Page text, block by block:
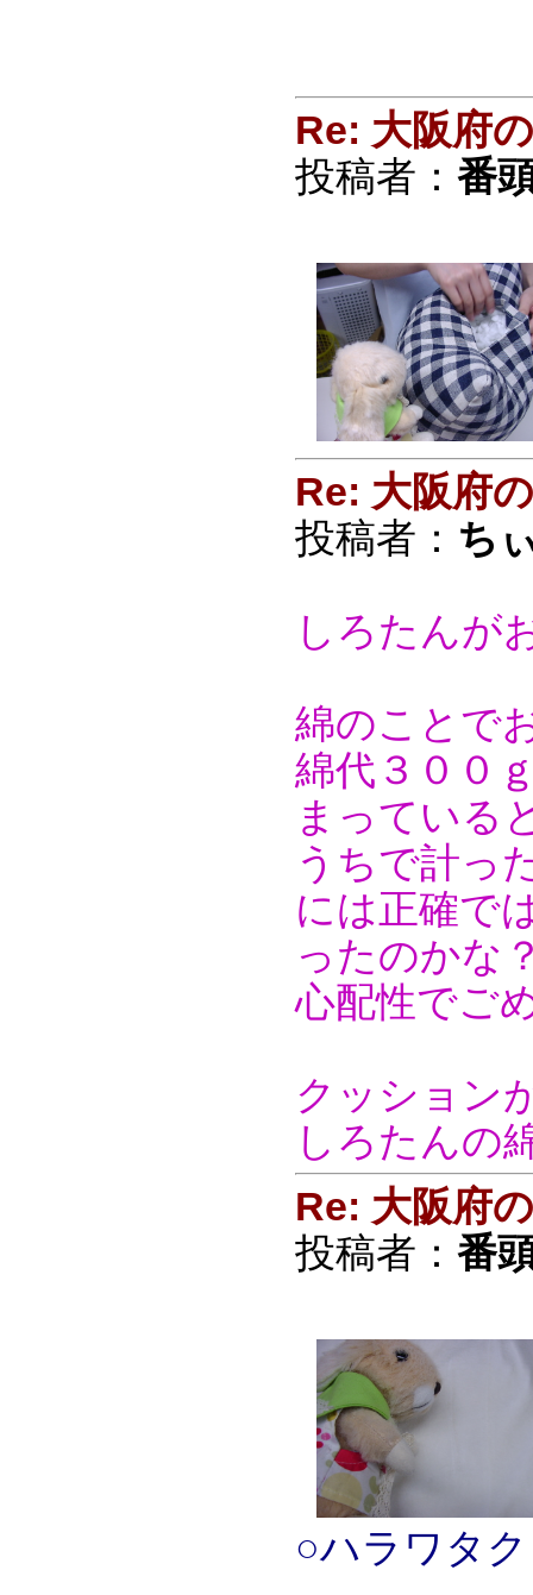
Re: 大阪府
投稿者： 番
Re: 大阪府
投稿者： ち
しろたんが
綿のことで
綿代３００
まっている
うちで計っ
には正確で
ったのかな
心配性でご
クッション
しろたんの
Re: 大阪府
投稿者： 番
○ハラワタ